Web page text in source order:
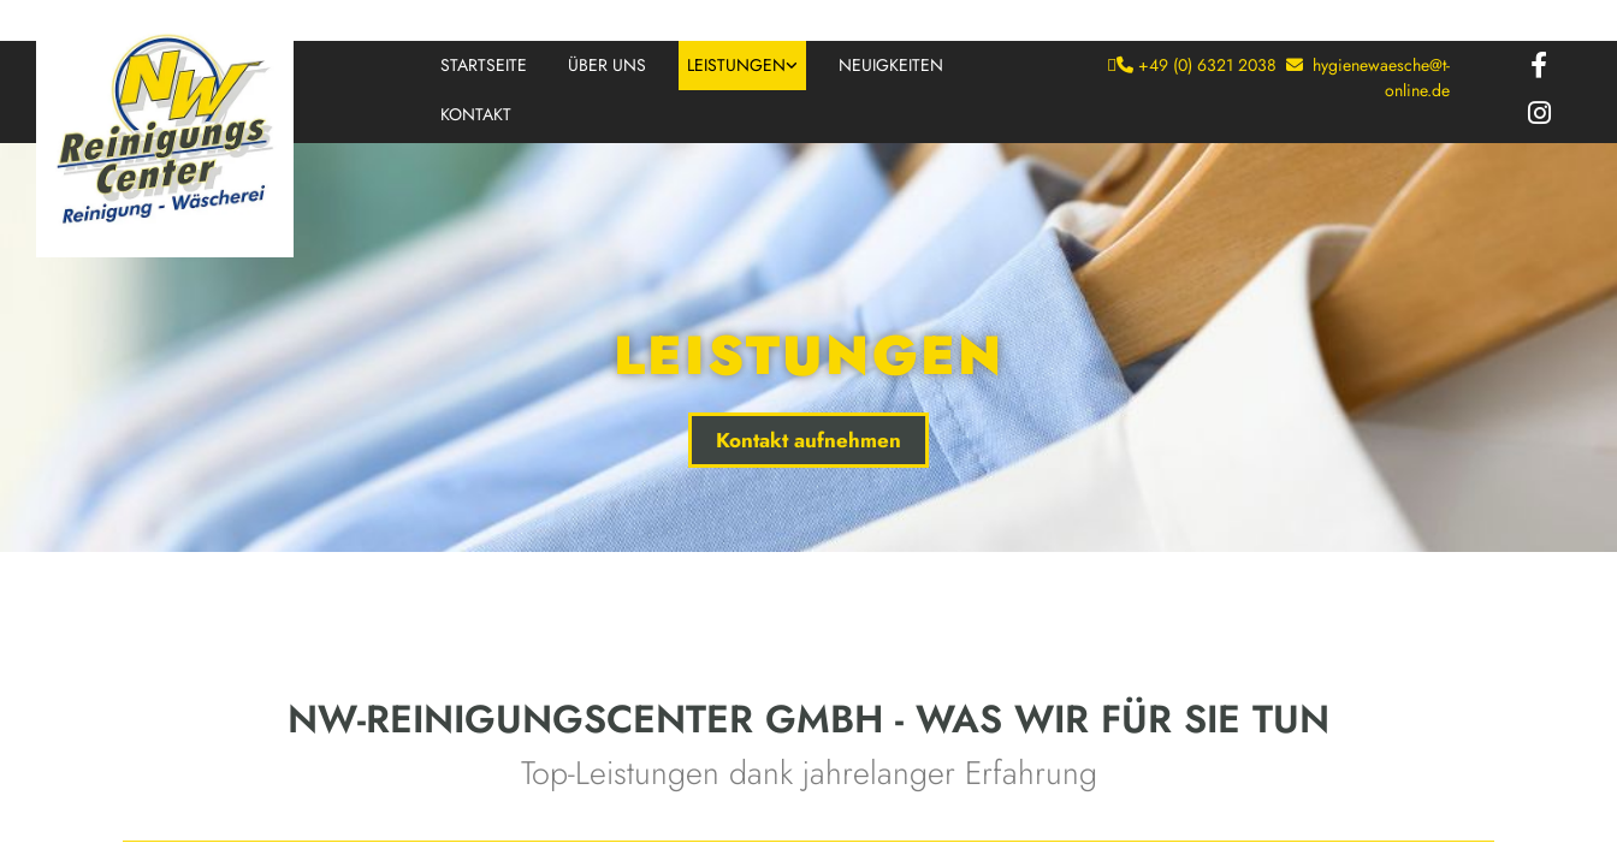
STARTSEITE ÜBER UNS LEISTUNGEN NEUIGKEITEN
KONTAKT
 +49 (0) 6321 2038 
hygienewaesche@t-
online.de
LEISTUNGEN
Kontakt aufnehmen
NW-REINIGUNGSCENTER GMBH - WAS WIR FÜR SIE TUN
Top-Leistungen dank jahrelanger Erfahrung